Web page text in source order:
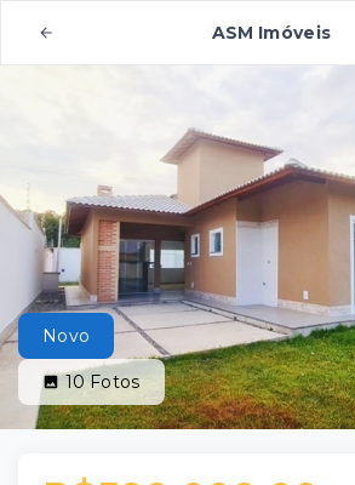
ASM Imóveis
Novo
10 Fotos